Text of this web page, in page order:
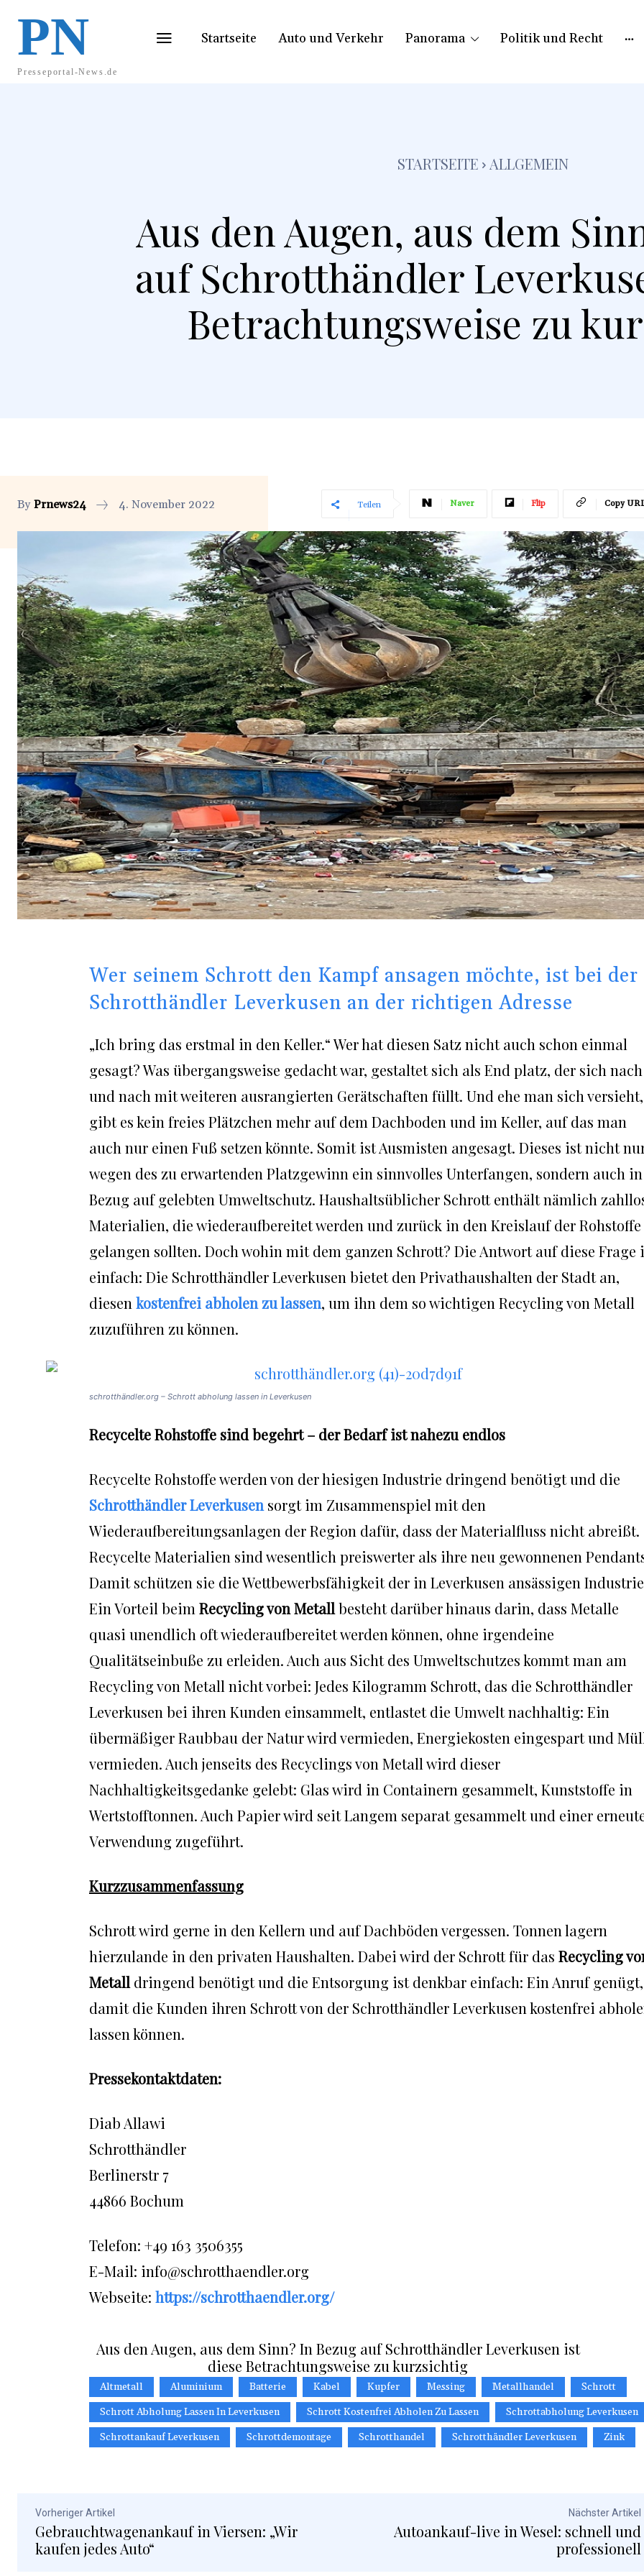
PN
Presseportal-News.de
Startseite Auto und Verkehr Panorama Politik und Recht
STARTSEITE ALLGEMEIN
Aus den Augen, aus dem
auf Schrotthändler
Betrachtungsweise zu
By Prnews24 4. November 2022 Teilen Naver Flip Copy
Wer seinem Schrott den Kampf ansagen möchte, ist bei der
Schrotthändler Leverkusen an der richtigen Adresse
„Ich bring das erstmal in den Keller.“ Wer hat diesen Satz nicht auch schon einmal
gesagt? Was übergangsweise gedacht war, gestaltet sich als End platz, der sich nach
und nach mit weiteren ausrangierten Gerätschaften füllt. Und ehe man sich versieht,
gibt es kein freies Plätzchen mehr auf dem Dachboden und im Keller, auf das man
auch nur einen Fuß setzen könnte. Somit ist Ausmisten angesagt. Dieses ist nicht
wegen des zu erwartenden Platzgewinn ein sinnvolles Unterfangen, sondern auch in
Bezug auf gelebten Umweltschutz. Haushaltsüblicher Schrott enthält nämlich
Materialien, die wiederaufbereitet werden und zurück in den Kreislauf der Rohstoffe
gelangen sollten. Doch wohin mit dem ganzen Schrott? Die Antwort auf diese Frage
einfach: Die Schrotthändler Leverkusen bietet den Privathaushalten der Stadt an,
diesen kostenfrei abholen zu lassen, um ihn dem so wichtigen Recycling von Metall
zuzuführen zu können.
schrotthändler.org – Schrott abholung lassen in Leverkusen
Recycelte Rohstoffe sind begehrt – der Bedarf ist nahezu endlos
Recycelte Rohstoffe werden von der hiesigen Industrie dringend benötigt und die
Schrotthändler Leverkusen sorgt im Zusammenspiel mit den
Wiederaufbereitungsanlagen der Region dafür, dass der Materialfluss nicht abreißt.
Recycelte Materialien sind wesentlich preiswerter als ihre neu gewonnenen
Damit schützen sie die Wettbewerbsfähigkeit der in Leverkusen ansässigen
Ein Vorteil beim Recycling von Metallbesteht darüber hinaus darin, dass Metalle
quasi unendlich oft wiederaufbereitet werden können, ohne irgendeine
Qualitätseinbuße zu erleiden. Auch aus Sicht des Umweltschutzes kommt man am
Recycling von Metall nicht vorbei: Jedes Kilogramm Schrott, das die Schrotthändler
Leverkusen bei ihren Kunden einsammelt, entlastet die Umwelt nachhaltig: Ein
übermäßiger Raubbau der Natur wird vermieden, Energiekosten eingespart und
vermieden. Auch jenseits des Recyclings von Metall wird dieser
Nachhaltigkeitsgedanke gelebt: Glas wird in Containern gesammelt, Kunststoffe in
Wertstofftonnen. Auch Papier wird seit Langem separat gesammelt und einer
Verwendung zugeführt.
Kurzzusammenfassung
Schrott wird gerne in den Kellern und auf Dachböden vergessen. Tonnen lagern
hierzulande in den privaten Haushalten. Dabei wird der Schrott für das Recycling
Metall dringend benötigt und die Entsorgung ist denkbar einfach: Ein Anruf genügt,
damit die Kunden ihren Schrott von der Schrotthändler Leverkusen kostenfrei
lassen können.
Pressekontaktdaten:
Diab Allawi
Schrotthändler
Berlinerstr 7
44866 Bochum
Telefon: +49 163 3506355
E-Mail: info@schrotthaendler.org
Webseite: https://schrotthaendler.org/
Aus den Augen, aus dem Sinn? In Bezug auf Schrotthändler Leverkusen ist
diese Betrachtungsweise zu kurzsichtig
Altmetall Aluminium Batterie Kabel Kupfer Messing Metallhandel
Schrott
Schrott Abholung Lassen In Leverkusen
Schrott Kostenfrei Abholen Zu Lassen
Schrottabholung Leverkusen
Schrottankauf Leverkusen
Schrottdemontage Schrotthandel Schrotthändler Leverkusen Zink
Vorheriger Artikel
Gebrauchtwagenankauf in Viersen: „Wir
kaufen jedes Auto“
Nächster Artikel
Autoankauf-live in Wesel: schnell und
professionell